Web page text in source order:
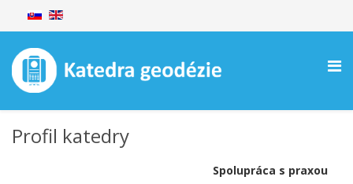
Profil katedry
Spolupráca s praxou